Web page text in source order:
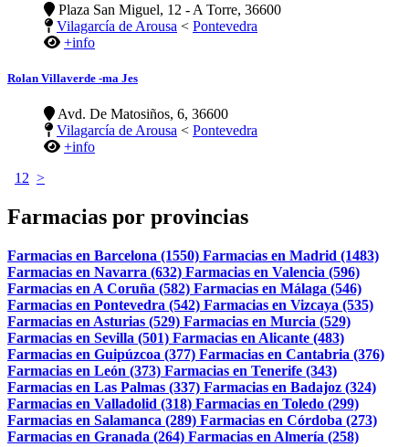
Plaza San Miguel, 12 - A Torre, 36600
Vilagarcía de Arousa < Pontevedra
+info
Rolan Villaverde -ma Jes
Avd. De Matosiños, 6, 36600
Vilagarcía de Arousa < Pontevedra
+info
1 2 >
Farmacias por provincias
Farmacias en Barcelona (1550) Farmacias en Madrid (1483)
Farmacias en Navarra (632) Farmacias en Valencia (596)
Farmacias en A Coruña (582) Farmacias en Málaga (546)
Farmacias en Pontevedra (542) Farmacias en Vizcaya (535)
Farmacias en Asturias (529) Farmacias en Murcia (529)
Farmacias en Sevilla (501) Farmacias en Alicante (483)
Farmacias en Guipúzcoa (377) Farmacias en Cantabria (376)
Farmacias en León (373) Farmacias en Tenerife (343)
Farmacias en Las Palmas (337) Farmacias en Badajoz (324)
Farmacias en Valladolid (318) Farmacias en Toledo (299)
Farmacias en Salamanca (289) Farmacias en Córdoba (273)
Farmacias en Granada (264) Farmacias en Almería (258)